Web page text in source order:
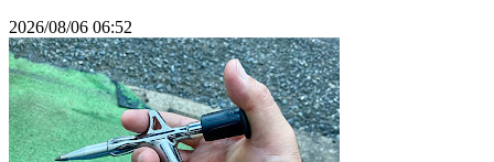
2026/08/06 06:52